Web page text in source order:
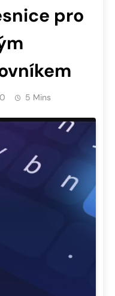
pro
0 5 Mins